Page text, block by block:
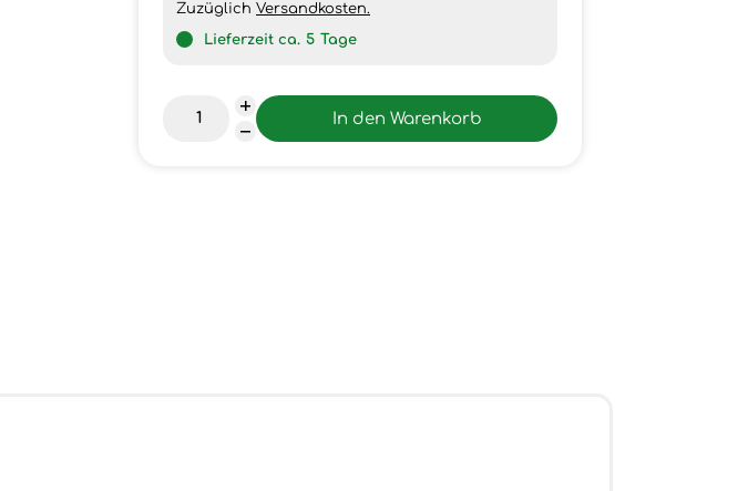
Zuzüglich Versandkosten.
Lieferzeit ca. 5 Tage